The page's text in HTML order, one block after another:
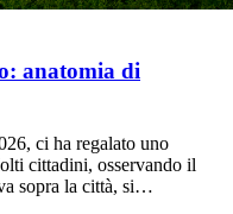
anatomia di
ci ha regalato uno
cittadini, osservando il
sopra la città, si